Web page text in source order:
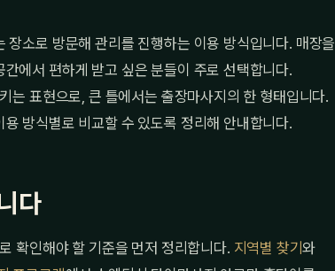
장소로 방문해 관리를 진행하는 이용 방식입니다. 매장을
에서 편하게 받고 싶은 분들이 주로 선택합니다.
는 표현으로, 큰 틀에서는 출장마사지의 한 형태입니다.
방식별로 비교할 수 있도록 정리해 안내합니다.
다
확인해야 할 기준을 먼저 정리합니다. 지역별 찾기와